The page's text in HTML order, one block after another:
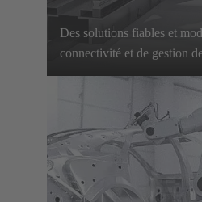
Des solutions fiables et
connectivité et de gestion
robotique industrielle
transmission sécurisée de
données, des changements
et des temps d'arrêt